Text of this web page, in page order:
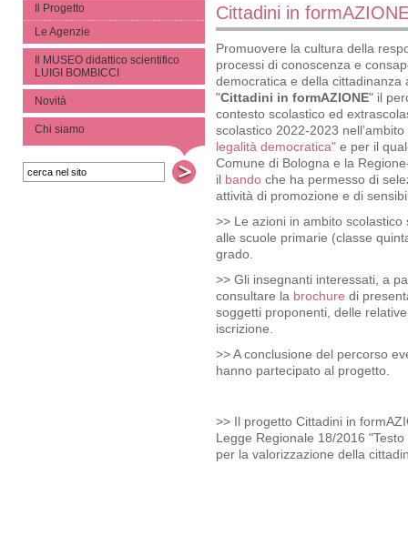
Il Progetto
Le Agenzie
Il MUSEO didattico scientifico
LUIGI BOMBICCI
Novità
Chi siamo
Cittadini in
Promuovere la cultura della
processi di conoscenza e
democratica e della cittadinanza
"Cittadini in formAZIONE" il
contesto scolastico ed
scolastico 2022-2023
legalità democratica" e per il
Comune di Bologna e la
il bando che ha permesso di
attività di promozione e di
>> Le azioni in ambito
alle scuole primarie (classe
grado.
>> Gli insegnanti interessati, a
consultare la brochure di
soggetti proponenti, delle
iscrizione.
>> A conclusione del percorso
hanno partecipato al progetto.
>> Il progetto Cittadini in
Legge Regionale 18/2016
per la valorizzazione della